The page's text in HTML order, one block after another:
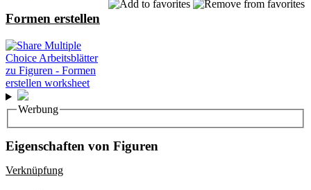
Formen erstellen
Werbung
Eigenschaften von Figuren
Verknüpfung